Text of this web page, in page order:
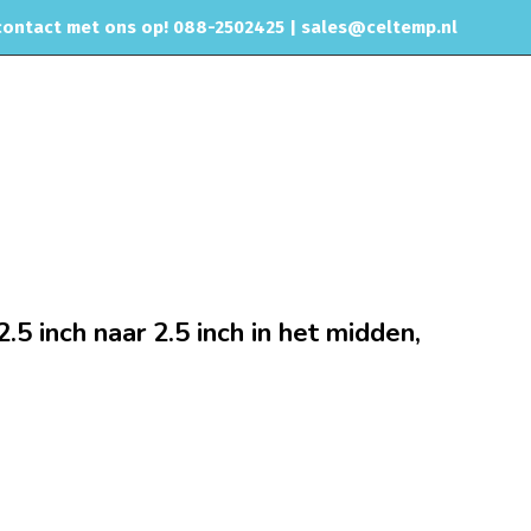
met ons op! 088-2502425 | sales@celtemp.nl
inch naar 2.5 inch in het midden,